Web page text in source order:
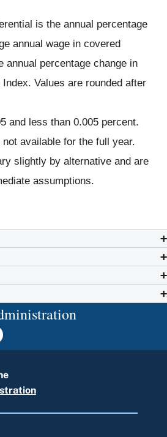
is the annual percentage
annual wage in covered
annual percentage change in
Values are rounded after
and less than 0.005 percent.
available for the full year.
slightly by alternative and are
assumptions.